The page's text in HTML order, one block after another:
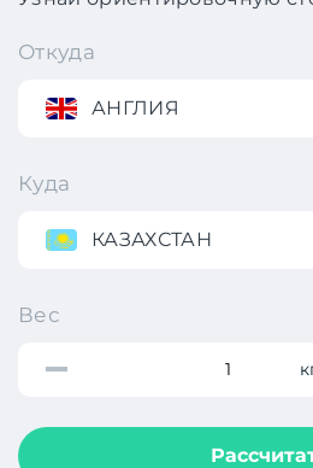
Откуда
АНГЛИЯ
Куда
КАЗАХСТАН
Вес